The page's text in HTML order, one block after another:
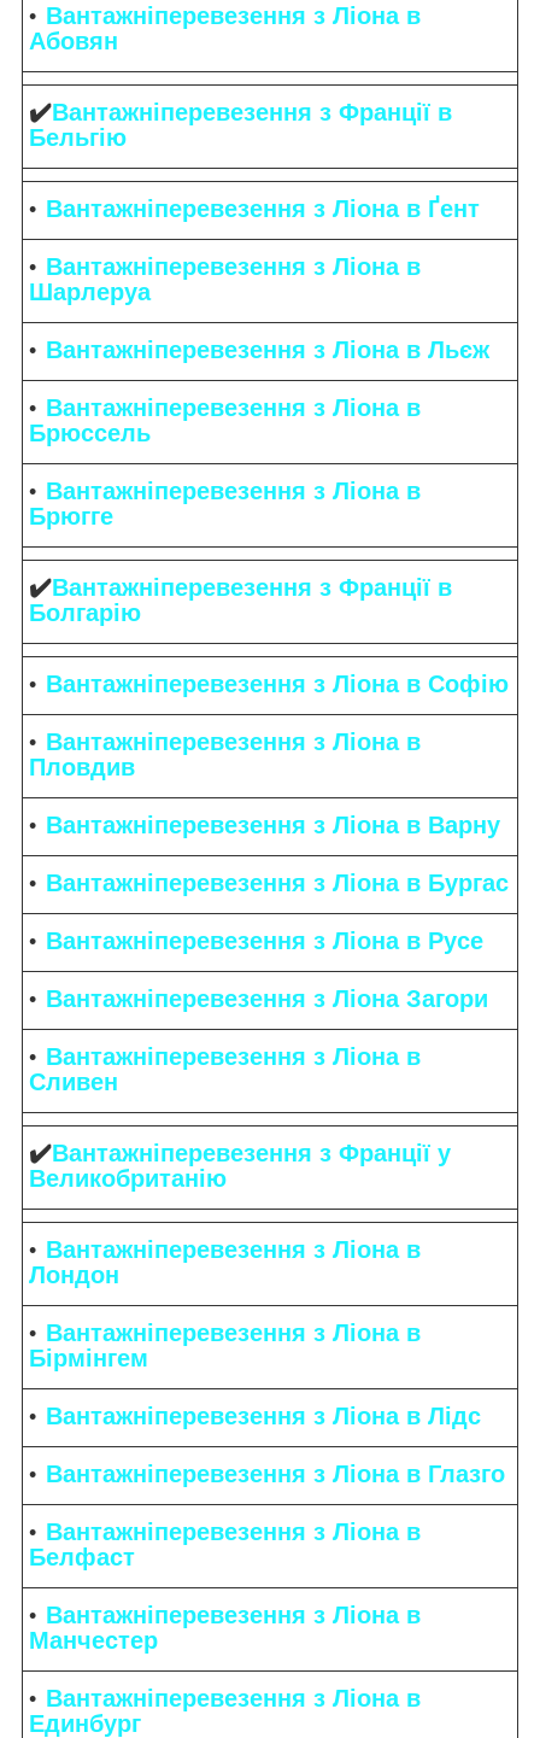
Вантажніперевезення з Ліона в
Абовян
✔️Вантажніперевезення з Франції в
Бельгію
Вантажніперевезення з Ліона в Ґент
Вантажніперевезення з Ліона в
Шарлеруа
Вантажніперевезення з Ліона в Льєж
Вантажніперевезення з Ліона в
Брюссель
Вантажніперевезення з Ліона в
Брюгге
✔️Вантажніперевезення з Франції в
Болгарію
Вантажніперевезення з Ліона в Софію
Вантажніперевезення з Ліона в
Пловдив
Вантажніперевезення з Ліона в Варну
Вантажніперевезення з Ліона в Бургас
Вантажніперевезення з Ліона в Русе
Вантажніперевезення з Ліона Загори
Вантажніперевезення з Ліона в
Сливен
✔️Вантажніперевезення з Франції у
Великобританію
Вантажніперевезення з Ліона в
Лондон
Вантажніперевезення з Ліона в
Бірмінгем
Вантажніперевезення з Ліона в Лідс
Вантажніперевезення з Ліона в Глазго
Вантажніперевезення з Ліона в
Белфаст
Вантажніперевезення з Ліона в
Манчестер
Вантажніперевезення з Ліона в
Единбург